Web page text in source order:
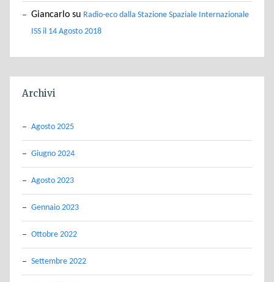
Giancarlo su Radio-eco dalla Stazione Spaziale Internazionale
ISS il 14 Agosto 2018
Archivi
Agosto 2025
Giugno 2024
Agosto 2023
Gennaio 2023
Ottobre 2022
Settembre 2022